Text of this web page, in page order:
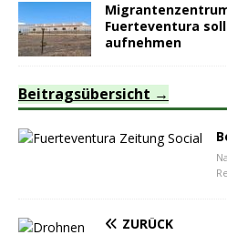
Fuerteventura
aufnehmen
Beitragsübersicht
ZURÜCK